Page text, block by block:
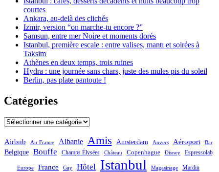
courtes
Ankara, au-delà des clichés
Izmir, version “on marche-tu encore ?”
Samsun, entre mer Noire et moments dorés
Istanbul, première escale : entre valises, mantı et soirées à
Taksim
Athènes en deux temps, trois ruines
Hydra : une journée sans chars, juste des mules pis du soleil
Berlin, pas plate pantoute !
Catégories
Catégories
Airbnb Air France Albanie Amis Amsterdam Anvers Aéroport Bar
Belgique Bouffe Champs Élysées Château Copenhague Disney Espressolab
Europe France Gay Hôtel Istanbul Magasinage Mardin